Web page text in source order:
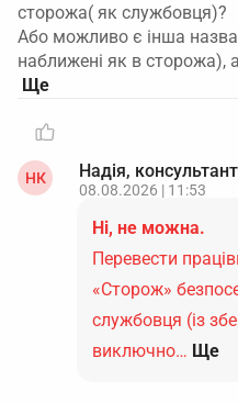
сторожа( як службовця)?
Або можливо є інша
наближені як в сторожа),
НК Надія, консультант
08.08.2026 | 11:53
Ні, не можна.
Перевести
«Сторож»
службовця (із
виключно… Ще